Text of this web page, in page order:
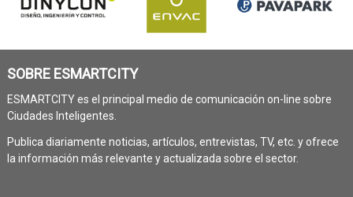
SOBRE ESMARTCITY
ESMARTCITY es el principal medio de comunicación on-line sobre
Ciudades Inteligentes.
Publica diariamente noticias, artículos, entrevistas, TV, etc. y ofrece
la información más relevante y actualizada sobre el sector.